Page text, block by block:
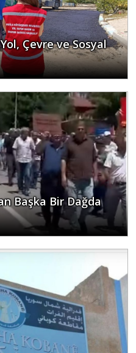
Çevre ve Sosyal
Başka Bir Dağda